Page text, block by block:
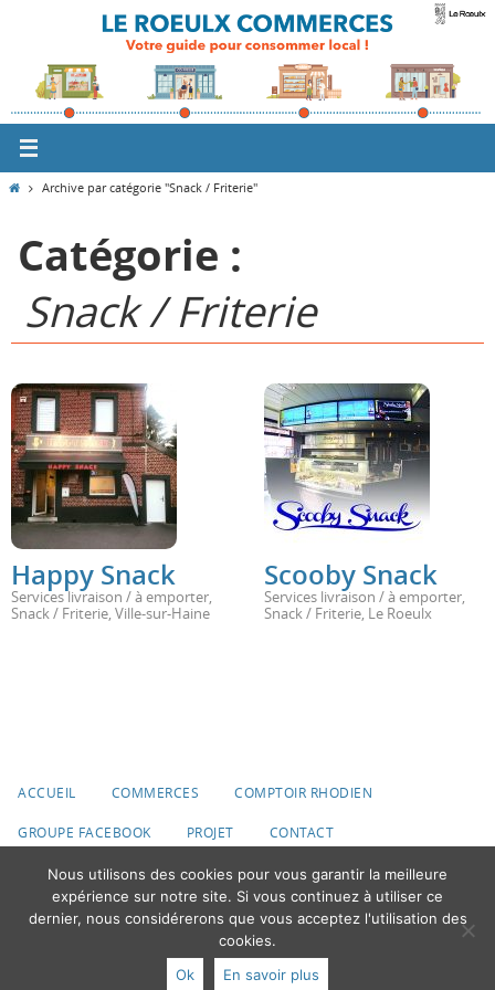
contenu
HomeArchive par catégorie "Snack / Friterie"
Catégorie :
Snack / Friterie
Happy Snack
Services livraison / à emporter,
Snack / Friterie, Ville-sur-Haine
Scooby Snack
Services livraison / à emporter,
Snack / Friterie, Le Roeulx
ACCUEIL COMMERCES COMPTOIR RHODIEN
GROUPE FACEBOOK PROJET CONTACT
© 2020 Ville du Roeulx
Fonctionne avecNirvana&WordPress.
Nous utilisons des cookies pour vous garantir la meilleure
expérience sur notre site. Si vous continuez à utiliser ce
dernier, nous considérerons que vous acceptez l'utilisation des
cookies.
Ok
En savoir plus